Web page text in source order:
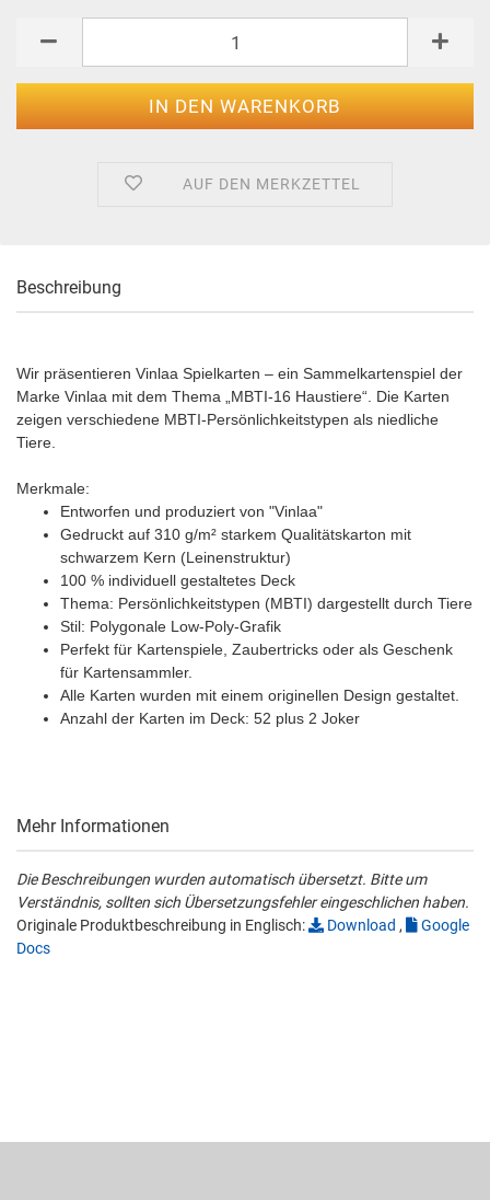
AUF DEN MERKZETTEL
Beschreibung
Wir präsentieren Vinlaa Spielkarten – ein Sammelkartenspiel der
Marke Vinlaa mit dem Thema „MBTI-16 Haustiere“. Die Karten
zeigen verschiedene MBTI-Persönlichkeitstypen als niedliche
Tiere.
Merkmale:
Entworfen und produziert von "Vinlaa"
Gedruckt auf 310 g/m² starkem Qualitätskarton mit
schwarzem Kern (Leinenstruktur)
100 % individuell gestaltetes Deck
Thema: Persönlichkeitstypen (MBTI) dargestellt durch Tiere
Stil: Polygonale Low-Poly-Grafik
Perfekt für Kartenspiele, Zaubertricks oder als Geschenk
für Kartensammler.
Alle Karten wurden mit einem originellen Design gestaltet.
Anzahl der Karten im Deck: 52 plus 2 Joker
Mehr Informationen
Die Beschreibungen wurden automatisch übersetzt. Bitte um
Verständnis, sollten sich Übersetzungsfehler eingeschlichen haben.
Originale Produktbeschreibung in Englisch:
Download ,
Google
Docs